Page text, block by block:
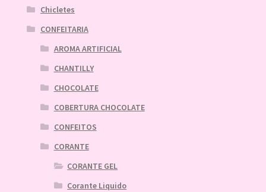
Chicletes
CONFEITARIA
AROMA ARTIFICIAL
CHANTILLY
CHOCOLATE
COBERTURA CHOCOLATE
CONFEITOS
CORANTE
CORANTE GEL
Corante Liquido